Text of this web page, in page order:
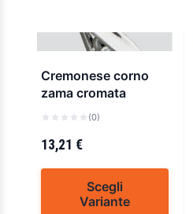
Cremonese corno
zama cromata
(0)
13,21 €
Scegli
Variante